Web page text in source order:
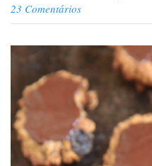
23 Comentários